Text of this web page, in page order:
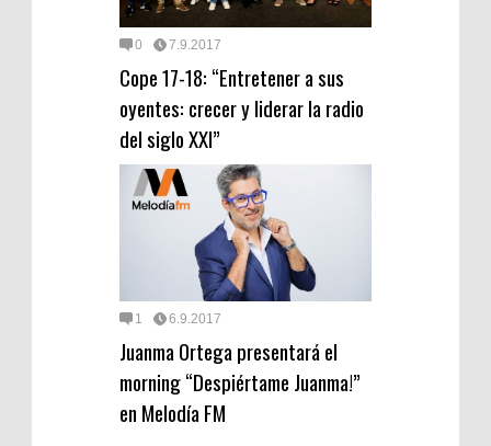
0 7.9.2017
Cope 17-18: “Entretener a sus
oyentes: crecer y liderar la radio
del siglo XXI”
1 6.9.2017
Juanma Ortega presentará el
morning “Despiértame Juanma!”
en Melodía FM